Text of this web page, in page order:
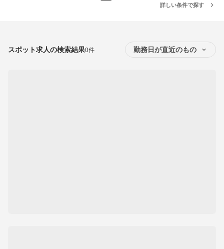
詳しい条件で探す
スポット求人の検索結果0件 勤務日が直近のもの